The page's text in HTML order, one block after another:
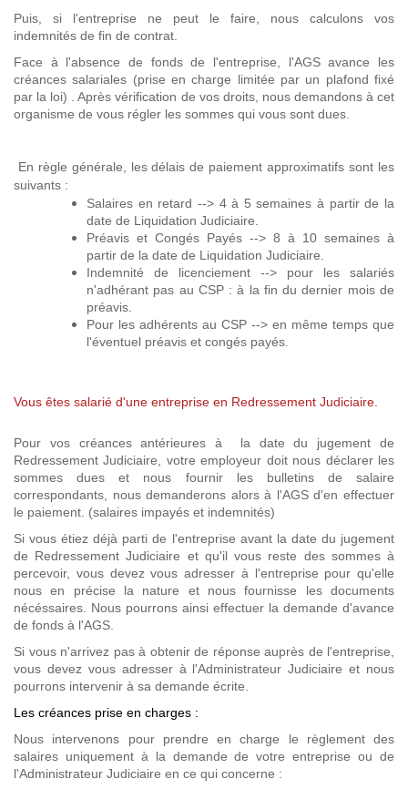
Puis, si l'entreprise ne peut le faire, nous calculons vos
indemnités de fin de contrat.
Face à l'absence de fonds de l'entreprise, l'AGS avance les
créances salariales (prise en charge limitée par un plafond fixé
par la loi) . Après vérification de vos droits, nous demandons à cet
organisme de vous régler les sommes qui vous sont dues.
En règle générale, les délais de paiement approximatifs sont les
suivants :
Salaires en retard --> 4 à 5 semaines à partir de la
date de Liquidation Judiciaire.
Préavis et Congés Payés --> 8 à 10 semaines à
partir de la date de Liquidation Judiciaire.
Indemnité de licenciement --> pour les salariés
n'adhérant pas au CSP : à la fin du dernier mois de
préavis.
Pour les adhérents au CSP --> en même temps que
l'éventuel préavis et congés payés.
Vous êtes salarié d'une entreprise en Redressement Judiciaire.
Pour vos créances antérieures à la date du jugement de
Redressement Judiciaire, votre employeur doit nous déclarer les
sommes dues et nous fournir les bulletins de salaire
correspondants, nous demanderons alors à l'AGS d'en effectuer
le paiement. (salaires impayés et indemnités)
Si vous étiez déjà parti de l'entreprise avant la date du jugement
de Redressement Judiciaire et qu'il vous reste des sommes à
percevoir, vous devez vous adresser à l'entreprise pour qu'elle
nous en précise la nature et nous fournisse les documents
nécéssaires. Nous pourrons ainsi effectuer la demande d'avance
de fonds à l'AGS.
Si vous n'arrivez pas à obtenir de réponse auprès de l'entreprise,
vous devez vous adresser à l'Administrateur Judiciaire et nous
pourrons intervenir à sa demande écrite.
Les créances prise en charges :
Nous intervenons pour prendre en charge le règlement des
salaires uniquement à la demande de votre entreprise ou de
l'Administrateur Judiciaire en ce qui concerne :